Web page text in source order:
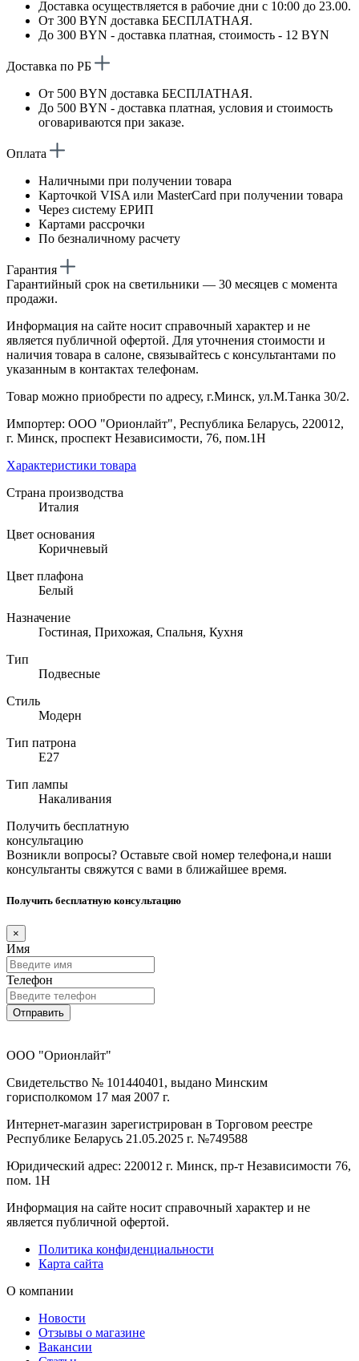
Доставка осуществляется в рабочие дни с 10:00 до 23.00.
От 300 BYN доставка БЕСПЛАТНАЯ.
До 300 BYN - доставка платная, стоимость - 12 BYN
Доставка по РБ
От 500 BYN доставка БЕСПЛАТНАЯ.
До 500 BYN - доставка платная, условия и стоимость
оговариваются при заказе.
Оплата
Наличными при получении товара
Карточкой VISA или MasterCard при получении товара
Через систему ЕРИП
Картами рассрочки
По безналичному расчету
Гарантия
Гарантийный срок на светильники — 30 месяцев с момента
продажи.
Информация на сайте носит справочный характер и не
является публичной офертой. Для уточнения стоимости и
наличия товара в салоне, связывайтесь с консультантами по
указанным в контактах телефонам.
Товар можно приобрести по адресу, г.Минск, ул.М.Танка 30/2.
Импортер: ООО "Орионлайт", Республика Беларусь, 220012,
г. Минск, проспект Независимости, 76, пом.1Н
Характеристики товара
Страна производства
Италия
Цвет основания
Коричневый
Цвет плафона
Белый
Назначение
Гостиная, Прихожая, Спальня, Кухня
Тип
Подвесные
Стиль
Модерн
Тип патрона
E27
Тип лампы
Накаливания
Получить бесплатную
консультацию
Возникли вопросы? Оставьте свой номер телефона,и наши
консультанты свяжутся с вами в ближайшее время.
Получить бесплатную консультацию
×
Имя
Телефон
Отправить
ООО "Орионлайт"
Свидетельство № 101440401, выдано Минским
горисполкомом 17 мая 2007 г.
Интернет-магазин зарегистрирован в Торговом реестре
Республике Беларусь 21.05.2025 г. №749588
Юридический адрес: 220012 г. Минск, пр-т Независимости 76,
пом. 1Н
Информация на сайте носит справочный характер и не
является публичной офертой.
Политика конфиденциальности
Карта сайта
О компании
Новости
Отзывы о магазине
Вакансии